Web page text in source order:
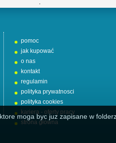
'
pomoc
jak kupować
o nas
kontakt
regulamin
polityka prywatnosci
polityka cookies
kariera - oferty pracy
strona główna
moga byc juz zapisane w